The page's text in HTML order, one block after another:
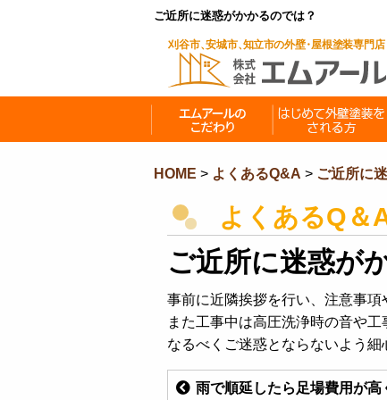
ご近所に迷惑がかかるのでは？
HOME > よくあるQ&A > ご近所に
よくあるQ＆
ご近所に迷惑が
事前に近隣挨拶を行い、注意事項
また工事中は高圧洗浄時の音や工
なるべくご迷惑とならないよう細
雨で順延したら足場費用が